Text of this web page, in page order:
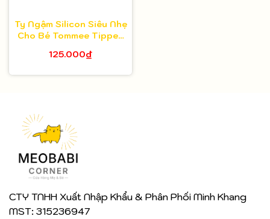
Ty Ngậm Silicon Siêu Nhẹ
Cho Bé Tommee Tippee
125.000₫
CTY TNHH Xuất Nhập Khẩu & Phân Phối Minh Khang
MST: 315236947